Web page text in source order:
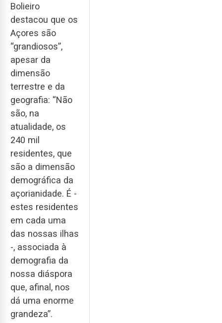
Bolieiro
destacou que os
Açores são
“grandiosos”,
apesar da
dimensão
terrestre e da
geografia: “Não
são, na
atualidade, os
240 mil
residentes, que
são a dimensão
demográfica da
açorianidade. É -
estes residentes
em cada uma
das nossas ilhas
-, associada à
demografia da
nossa diáspora
que, afinal, nos
dá uma enorme
grandeza”.